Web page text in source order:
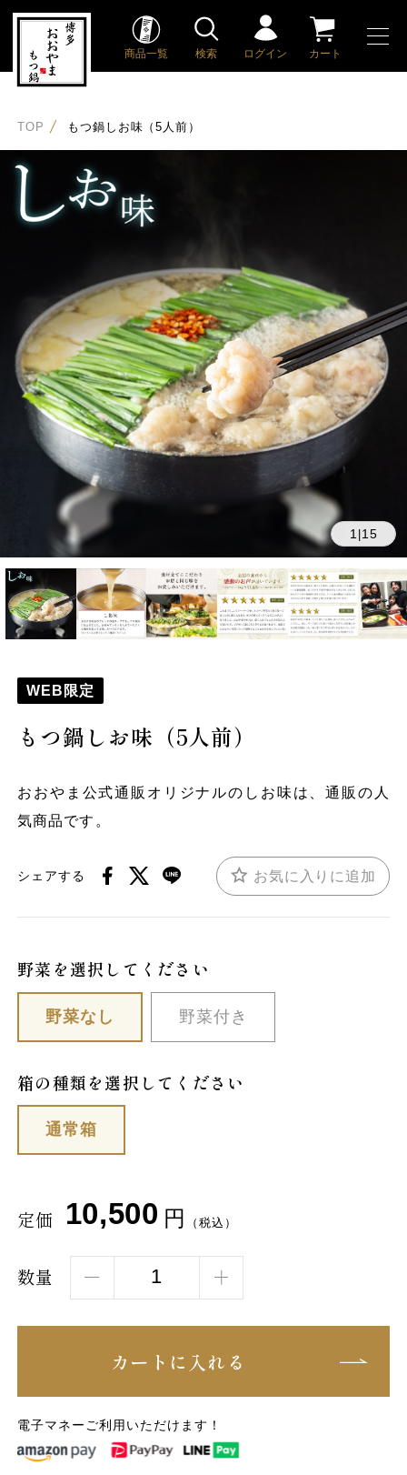
商品一覧 検索 ログイン カート
TOP もつ鍋しお味（5人前）
1 |15
WEB限定
もつ鍋しお味（5人前）
おおやま公式通販オリジナルのしお味は、通販の人
気商品です。
シェアする お気に入りに追加
野菜を選択してください
野菜なし 野菜付き
箱の種類を選択してください
通常箱
定価 10,500 円 （税込）
数量
カートに入れる
電子マネーご利用いただけます！